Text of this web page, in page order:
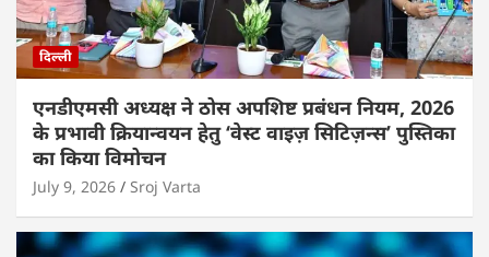
दिल्ली
एनडीएमसी अध्यक्ष ने ठोस अपशिष्ट प्रबंधन नियम, 2026
के प्रभावी क्रियान्वयन हेतु ‘वेस्ट वाइज़ सिटिज़न्स’ पुस्तिका
का किया विमोचन
July 9, 2026 Sroj Varta